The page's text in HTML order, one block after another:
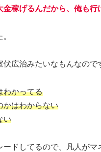
金稼げるんだから、俺も行
伏広治みたいなもんなので
わかってる
かはわからない
い
ードしてるので、凡人がマ